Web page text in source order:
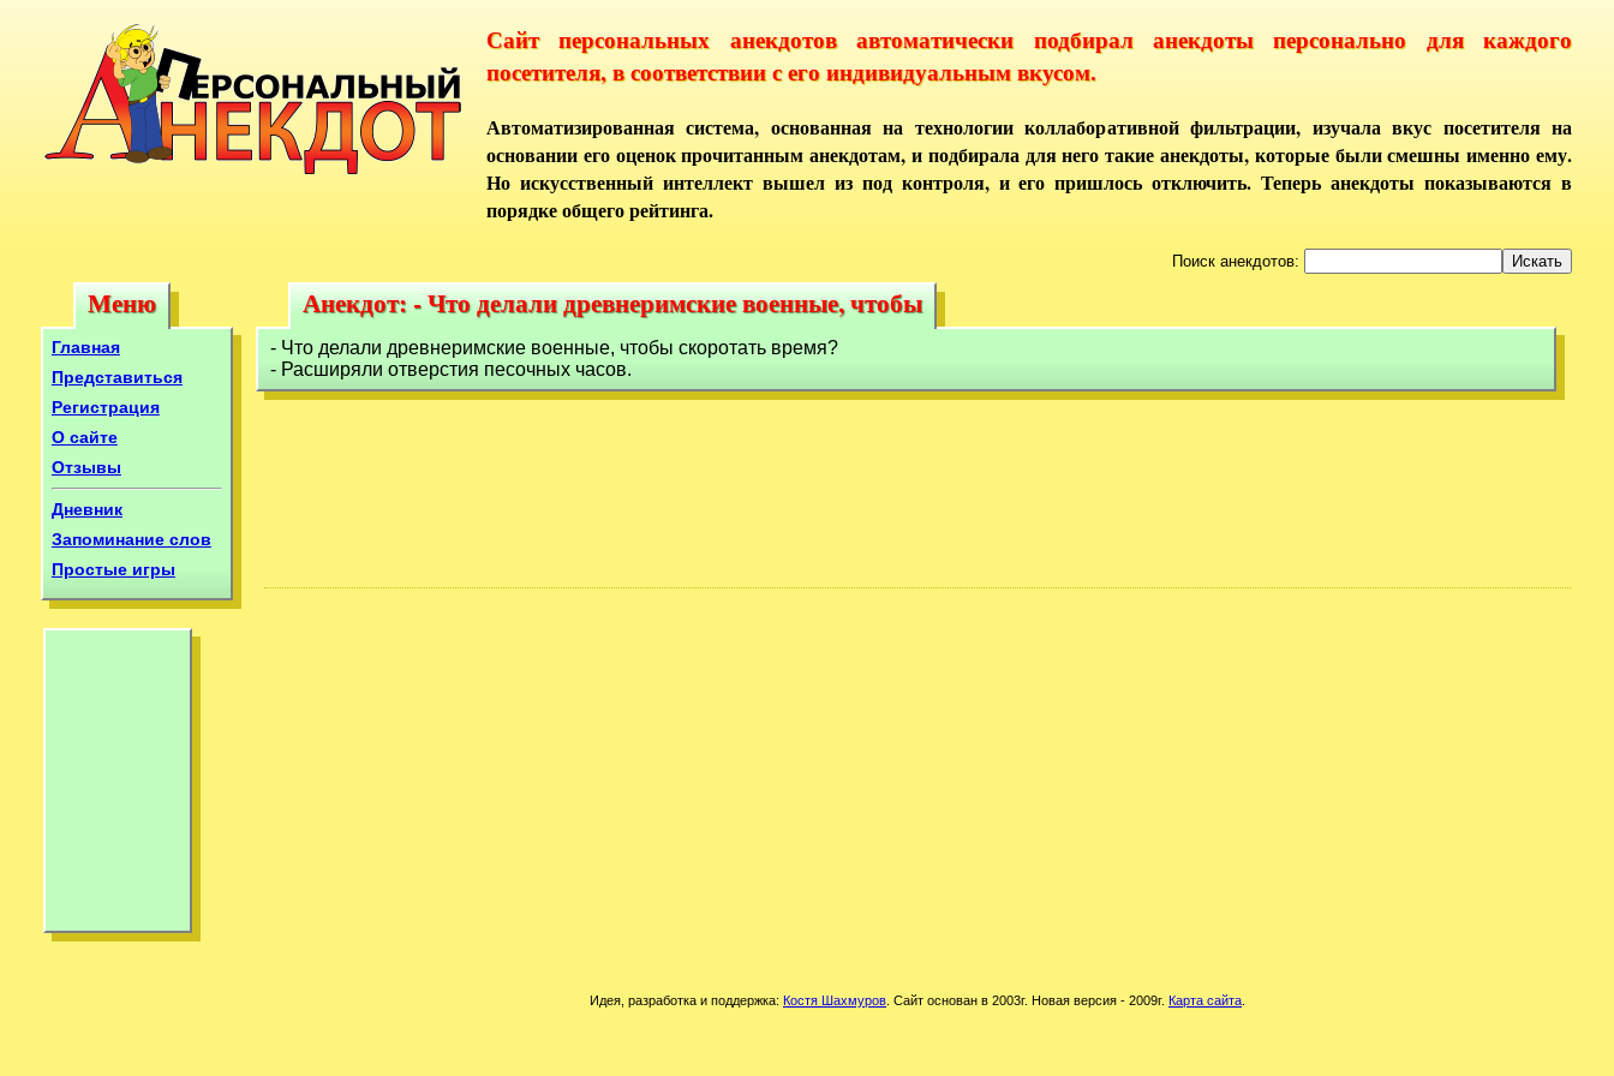
Сайт персональных анекдотов автоматически подбирал анекдоты персонально для каждого
посетителя, в соответствии с его индивидуальным вкусом.
Автоматизированная система, основанная на технологии коллаборативной фильтрации, изучала вкус посетителя на
основании его оценок прочитанным анекдотам, и подбирала для него такие анекдоты, которые были смешны именно ему.
Но искусственный интеллект вышел из под контроля, и его пришлось отключить. Теперь анекдоты показываются в
порядке общего рейтинга.
Поиск анекдотов:
Меню
Меню
Главная
Представиться
Регистрация
О сайте
Отзывы
Дневник
Запоминание слов
Простые игры
Анекдот: - Что делали древнеримские военные, чтобы
Анекдот: - Что делали древнеримские военные, чтобы
- Что делали древнеримские военные, чтобы скоротать время?
- Расширяли отверстия песочных часов.
Идея, разработка и поддержка: Костя Шахмуров . Сайт основан в 2003г. Новая версия - 2009г. Карта сайта